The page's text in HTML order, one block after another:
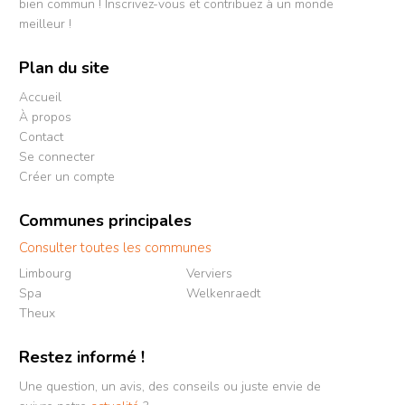
bien commun ! Inscrivez-vous et contribuez à un monde
meilleur !
Plan du site
Accueil
À propos
Contact
Se connecter
Créer un compte
Communes principales
Consulter toutes les communes
Limbourg
Spa
Theux
Verviers
Welkenraedt
Restez informé !
Une question, un avis, des conseils ou juste envie de